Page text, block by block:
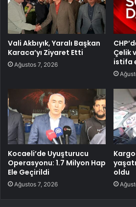
Vali Akbıyık, Yaralı Başkan
Karaca’yı Ziyaret Etti
Ağustos 7, 2026
Çelik
istifa
Kocaeli’de Uyuşturucu
Operasyonu: 1.7 Milyon Hap
Ele Geçirildi
Ağustos 7, 2026
oldu